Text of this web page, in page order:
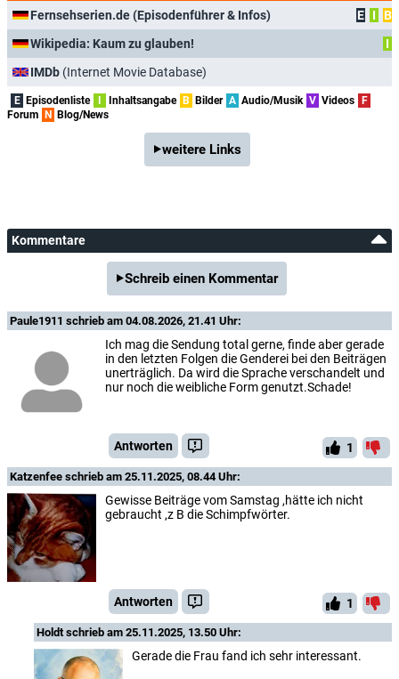
Fernsehserien.de (Episodenführer & Infos) E I
B
Wikipedia: Kaum zu glauben!
I
IMDb (Internet Movie Database)
E Episodenliste Inhaltsangabe B Bilder A Audio/Musik V Videos
F
Forum
N Blog/News
weitere Links
Kommentare
Schreib einen Kommentar
Paule1911 schrieb am 04.08.2026, 21.41 Uhr:
Ich mag die Sendung total gerne, finde aber gerade
in den letzten Folgen die Genderei bei den Beiträgen
unerträglich. Da wird die Sprache verschandelt und
nur noch die weibliche Form genutzt.Schade!
Antworten 1
Katzenfee schrieb am 25.11.2025, 08.44 Uhr:
Gewisse Beiträge vom Samstag ,hätte ich nicht
gebraucht ,z B die Schimpfwörter.
Antworten 1
Holdtschrieb am 25.11.2025, 13.50 Uhr:
Gerade die Frau fand ich sehr interessant.